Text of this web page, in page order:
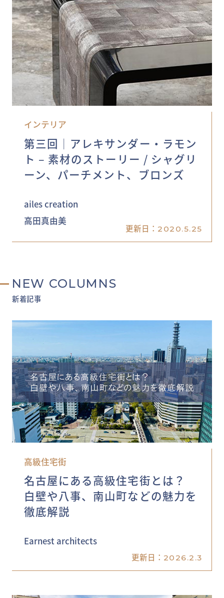
インテリア
第三回│アレキサンダー・ラモン
ト – 素材のストーリー / シャグリ
ーン、パーチメント、ブロンズ
ailes creation
高田真由美
更新日： 2020.5.25
NEW COLUMNS
新着記事
高級住宅街
名古屋にある高級住宅街とは？
白壁や八事、南山町などの魅力を
徹底解説
Earnest architects
更新日： 2026.2.3